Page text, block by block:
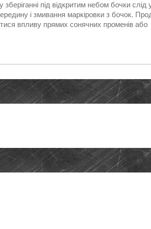
під відкритим небом бочки слід
і змивання маркіровки з бочок.
впливу прямих сонячних променів або